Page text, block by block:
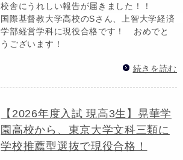
校舎にうれしい報告が届きました！！
国際基督教大学高校のSさん、上智大学経済
学部経営学科に現役合格です！ おめでと
うございます！
続きを読む
【2026年度入試 現高3生】晃華学
園高校から、東京大学文科三類に
学校推薦型選抜で現役合格！